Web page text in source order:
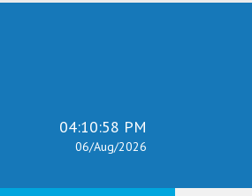
04:11:00 PM
06/Aug/2026